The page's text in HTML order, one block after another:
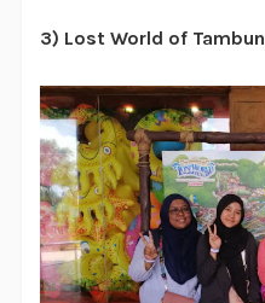
3) Lost World of Tambun